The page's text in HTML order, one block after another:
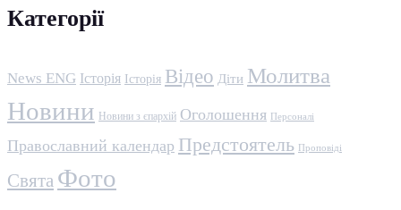
Категорії
News ENG Історія Історія Відео Діти Молитва
Новини Новини з єпархій Оголошення Персоналі
Православний календар Предстоятель Проповіді
Свята Фото